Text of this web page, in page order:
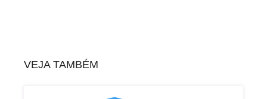
VEJA TAMBÉM